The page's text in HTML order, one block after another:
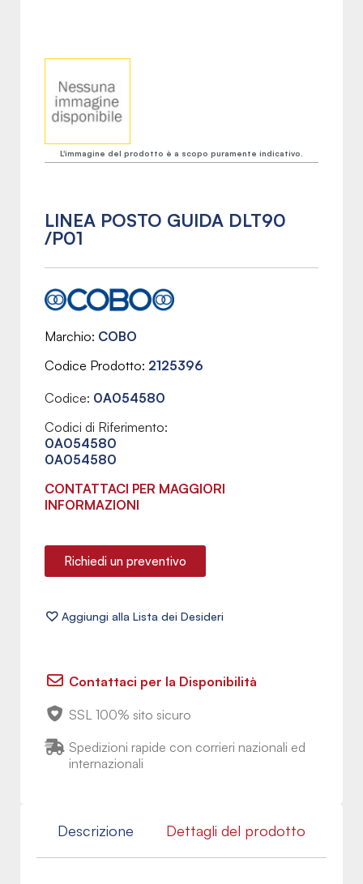
L'immagine del prodotto è a scopo puramente indicativo.
LINEA POSTO GUIDA DLT90
/P01
Marchio COBO
Codice Prodotto 2125396
Codice: 0A054580
Codici di Riferimento:
0A054580
0A054580
CONTATTACI PER MAGGIORI
INFORMAZIONI
Richiedi un preventivo
Contattaci per la Disponibilità
SSL 100% sito sicuro
Spedizioni rapide con corrieri nazionali ed
internazionali
Descrizione Dettagli del prodotto